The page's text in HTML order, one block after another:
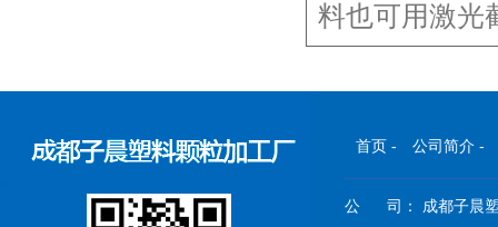
料也可用激光
首页 - 公司简介 -
公 司： 成都子晨塑